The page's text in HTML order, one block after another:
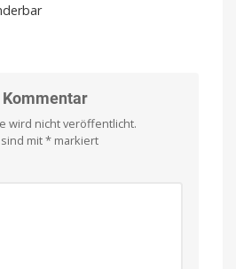
wird nicht veröffentlicht.
mit* markiert